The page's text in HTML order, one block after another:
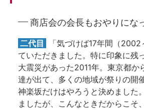
商店会の会長もおやりにな
二代目
「気づけば17年間（
ていただきました。特に印象に残
大震災があった2011年。東京都か
達が出て、多くの地域が祭りの開
神楽坂だけはやろうと決めました
ましたが、こんなときだからこそ